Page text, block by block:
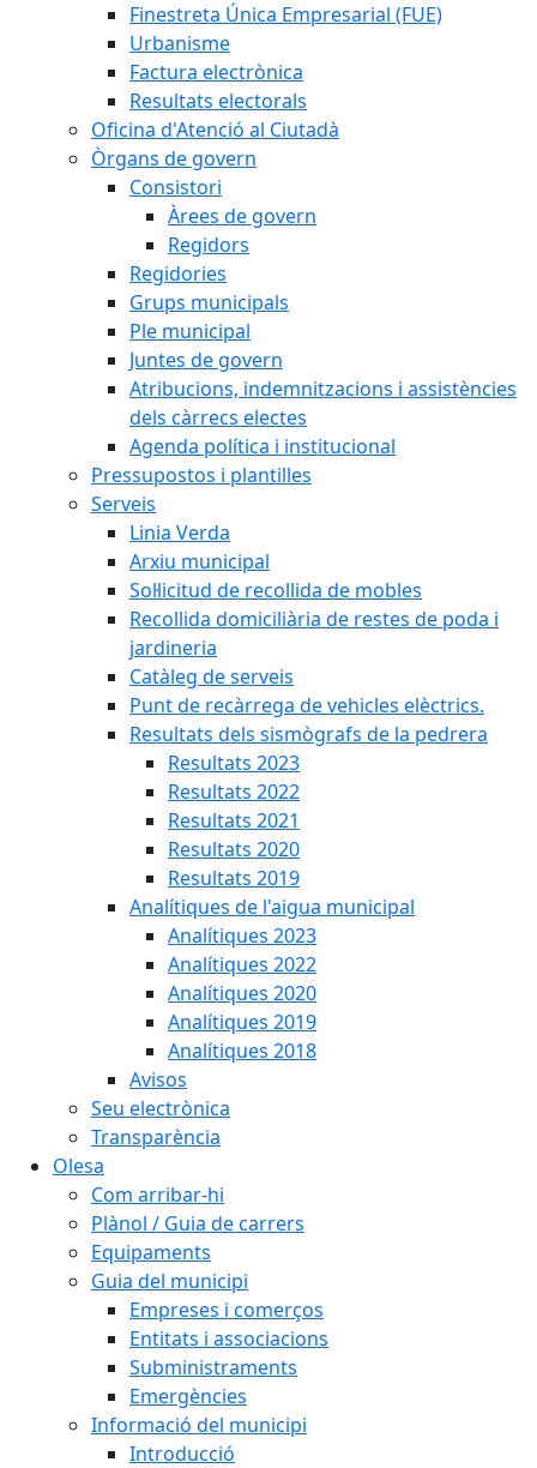
Finestreta Única Empresarial (FUE)
Urbanisme
Factura electrònica
Resultats electorals
Oficina d'Atenció al Ciutadà
Òrgans de govern
Consistori
Àrees de govern
Regidors
Regidories
Grups municipals
Ple municipal
Juntes de govern
Atribucions, indemnitzacions i assistències
dels càrrecs electes
Agenda política i institucional
Pressupostos i plantilles
Serveis
Linia Verda
Arxiu municipal
Sol·licitud de recollida de mobles
Recollida domiciliària de restes de poda i
jardineria
Catàleg de serveis
Punt de recàrrega de vehicles elèctrics.
Resultats dels sismògrafs de la pedrera
Resultats 2023
Resultats 2022
Resultats 2021
Resultats 2020
Resultats 2019
Analítiques de l'aigua municipal
Analítiques 2023
Analítiques 2022
Analítiques 2020
Analítiques 2019
Analítiques 2018
Avisos
Seu electrònica
Transparència
Olesa
Com arribar-hi
Plànol / Guia de carrers
Equipaments
Guia del municipi
Empreses i comerços
Entitats i associacions
Subministraments
Emergències
Informació del municipi
Introducció